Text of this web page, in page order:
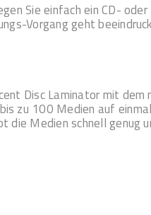
Sie einfach ein CD-
Vorgang geht
Disc Laminator mit
zu 100 Medien auf
die Medien schnell genug